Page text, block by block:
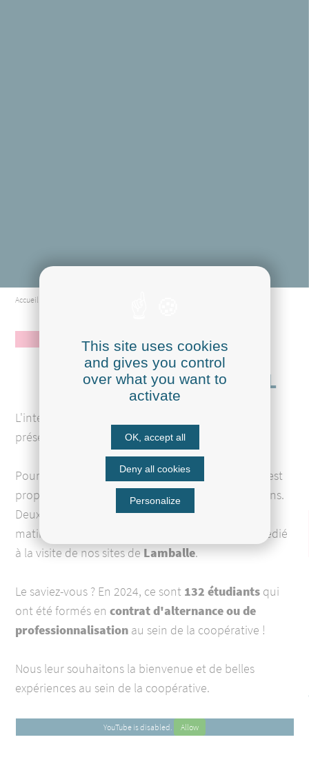
Accueil
LE PROGRAMME
D'INTÉGRATION DES
ALTERNANTS COOPERL
L'intégration des nouveaux alternants
présentée par
les alternants!
Pour faciliter leur arrivée,un parcours d’accueil
est
proposé à nos nouveaux alternants costarmoricains.
Deux sessions ont été organisées cette année. La
matinée se déroule au
et l’après-midi est dédié
à la visite de nos sites dehashtag
Lamballe.
Le saviez-vous ? En 2024, ce sont 132 étudiants qui
ont été formés en contrat d'alternance ou de
professionnalisation au sein de la coopérative !
Nous leur souhaitons la bienvenue et de belles
expériences au sein de la coopérative.
YouTube is disabled. Allow
This site uses cookies
and gives you control
over what you want to
activate
OK, accept all
Deny all cookies
Personalize